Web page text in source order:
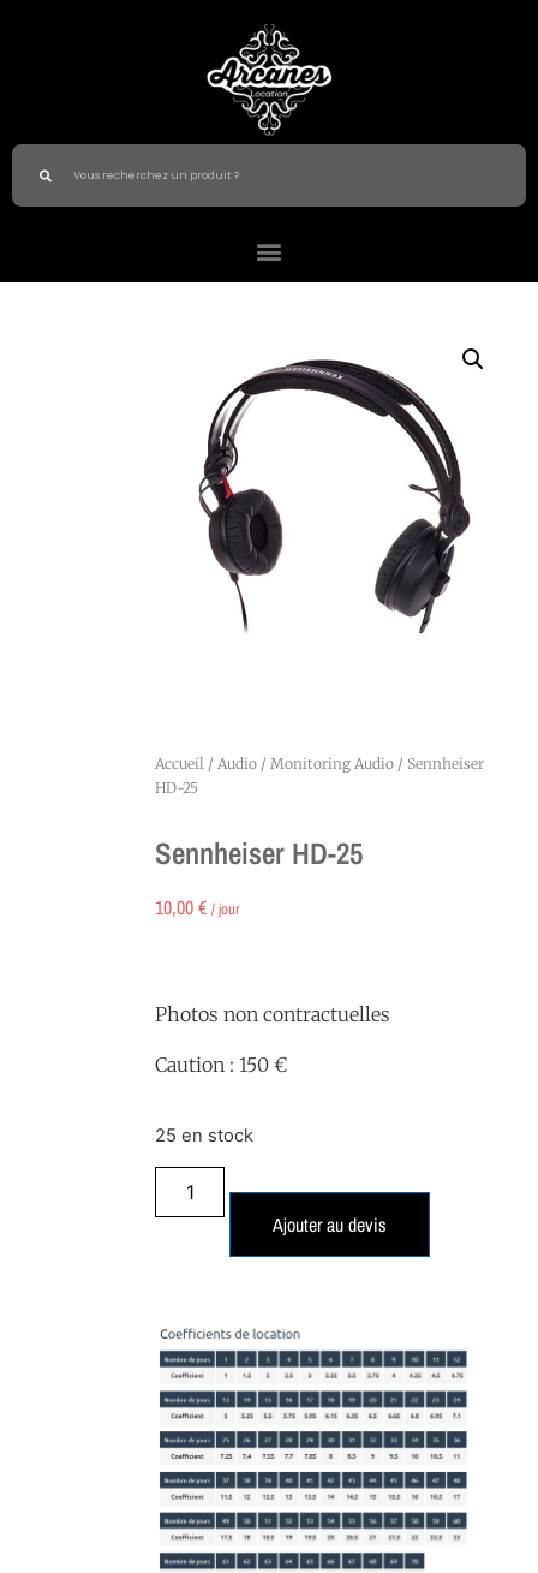
Accueil / Audio / Monitoring Audio / Sennheiser
HD-25
Sennheiser HD-25
10,00€ / jour
Photos non contractuelles
Caution : 150 €
25 en stock
Ajouter au devis